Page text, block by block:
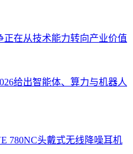
正在从技术能力转向产业价值
给出智能体、算力与机器人
780NC头戴式无线降噪耳机